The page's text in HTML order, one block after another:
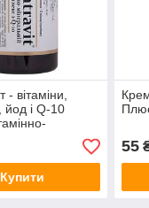
- вітаміни,
йод і Q-10
комплекс
Купити
55